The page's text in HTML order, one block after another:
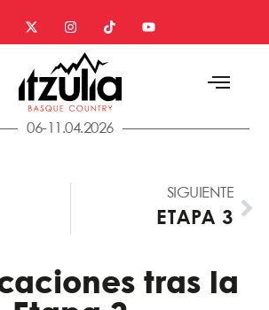
06-11.04.2026
SIGUIENTE
ETAPA 3
tras la